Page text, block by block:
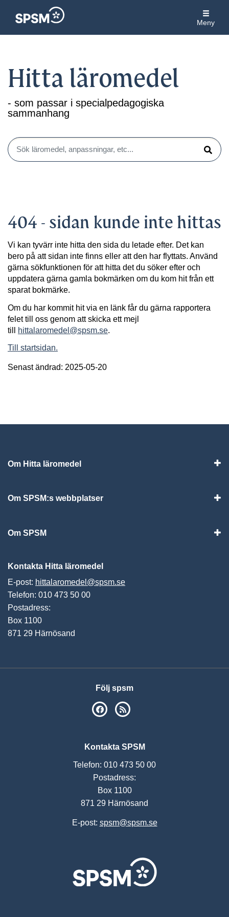
Meny
Hitta läromedel
- som passar i specialpedagogiska
sammanhang
Sök läromedel, anpassningar, etc...
Sök
404 - sidan kunde inte hittas
Vi kan tyvärr inte hitta den sida du letade efter. Det kan
bero på att sidan inte finns eller att den har flyttats. Använd
gärna sökfunktionen för att hitta det du söker efter och
uppdatera gärna gamla bokmärken om du kom hit från ett
sparat bokmärke.
Om du har kommit hit via en länk får du gärna rapportera
felet till oss genom att skicka ett mejl
till
hittalaromedel@spsm.se.
Till startsidan.
Senast ändrad: 2025-05-20
Om Hitta läromedel
Om SPSM:s webbplatser
Om SPSM
Kontakta Hitta läromedel
E-post: hittalaromedel@spsm.se
Telefon: 010 473 50 00
Postadress:
Box 1100
871 29 Härnösand
Följ spsm
SPSM på Facebook
Kontakta SPSM
Telefon: 010 473 50 00
Postadress:
Box 1100
871 29 Härnösand
E-post: spsm@spsm.se